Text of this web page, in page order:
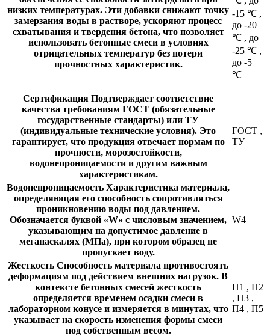
низких температурах. Эти добавки снижают точку
замерзания воды в растворе, ускоряют процесс
схватывания и твердения бетона, что позволяет
использовать бетонные смеси в условиях
отрицательных температур без потери
прочностных характеристик.
-15 ℃ ,
до -20
℃ , до
-25 ℃ ,
до -5
℃
Сертификация Подтверждает соответствие
качества требованиям ГОСТ (обязательные
государственные стандарты) или ТУ
(индивидуальные технические условия). Это
гарантирует, что продукция отвечает нормам по
прочности, морозостойкости,
водонепроницаемости и другим важным
характеристикам.
ГОСТ ,
ТУ
Водонепроницаемость Характеристика материала,
определяющая его способность сопротивляться
проникновению воды под давлением.
Обозначается буквой «W» с числовым значением,
указывающим на допустимое давление в
мегапаскалях (МПа), при котором образец не
пропускает воду.
W4
Жесткость Способность материала противостоять
деформациям под действием внешних нагрузок. В
контексте бетонных смесей жесткость
определяется временем осадки смеси в
лабораторном конусе и измеряется в минутах, что
указывает на скорость изменения формы смеси
под собственным весом.
П1 , П2
, П3 ,
П4 , П5